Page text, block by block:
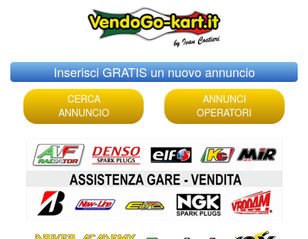
Skip
to
content
Inserisci GRATIS un nuovo annuncio
CERCA
ANNUNCIO
ANNUNCI
OPERATORI